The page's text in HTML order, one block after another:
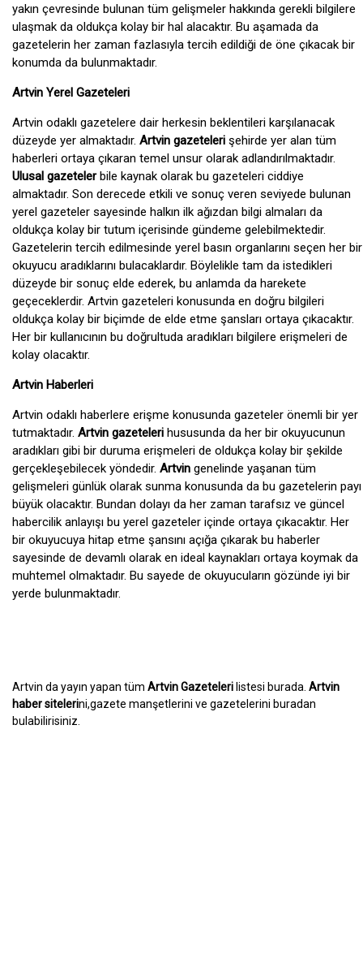
yakın çevresinde bulunan tüm gelişmeler hakkında gerekli bilgilere
ulaşmak da oldukça kolay bir hal alacaktır. Bu aşamada da
gazetelerin her zaman fazlasıyla tercih edildiği de öne çıkacak bir
konumda da bulunmaktadır.
Artvin Yerel Gazeteleri
Artvin odaklı gazetelere dair herkesin beklentileri karşılanacak
düzeyde yer almaktadır. Artvin gazeteleri şehirde yer alan tüm
haberleri ortaya çıkaran temel unsur olarak adlandırılmaktadır.
Ulusal gazetelerbile kaynak olarak bu gazeteleri ciddiye
almaktadır. Son derecede etkili ve sonuç veren seviyede bulunan
yerel gazeteler sayesinde halkın ilk ağızdan bilgi almaları da
oldukça kolay bir tutum içerisinde gündeme gelebilmektedir.
Gazetelerin tercih edilmesinde yerel basın organlarını seçen her bir
okuyucu aradıklarını bulacaklardır. Böylelikle tam da istedikleri
düzeyde bir sonuç elde ederek, bu anlamda da harekete
geçeceklerdir. Artvin gazeteleri konusunda en doğru bilgileri
oldukça kolay bir biçimde de elde etme şansları ortaya çıkacaktır.
Her bir kullanıcının bu doğrultuda aradıkları bilgilere erişmeleri de
kolay olacaktır.
Artvin Haberleri
Artvin odaklı haberlere erişme konusunda gazeteler önemli bir yer
tutmaktadır. Artvin gazeteleri hususunda da her bir okuyucunun
aradıkları gibi bir duruma erişmeleri de oldukça kolay bir şekilde
gerçekleşebilecek yöndedir. Artvin genelinde yaşanan tüm
gelişmeleri günlük olarak sunma konusunda da bu gazetelerin payı
büyük olacaktır. Bundan dolayı da her zaman tarafsız ve güncel
habercilik anlayışı bu yerel gazeteler içinde ortaya çıkacaktır. Her
bir okuyucuya hitap etme şansını açığa çıkarak bu haberler
sayesinde de devamlı olarak en ideal kaynakları ortaya koymak da
muhtemel olmaktadır. Bu sayede de okuyucuların gözünde iyi bir
yerde bulunmaktadır.
Artvin da yayın yapan tüm Artvin Gazeteleri listesi burada. Artvin
haber sitelerini,gazete manşetlerini ve gazetelerini buradan
bulabilirisiniz.